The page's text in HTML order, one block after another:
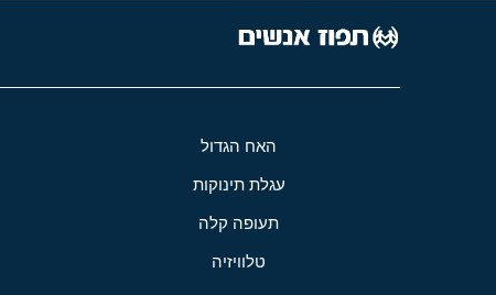
האח הגדול
עגלת תינוקות
תעופה קלה
טלוויזיה